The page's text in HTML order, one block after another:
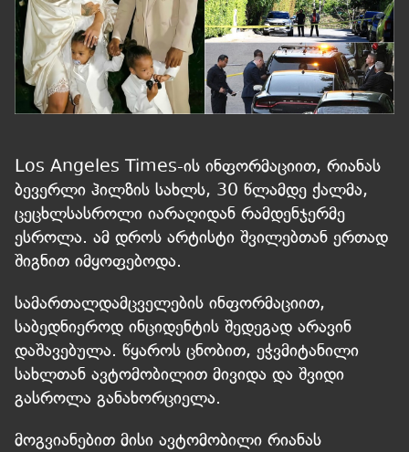
Los Angeles Times-ის ინფორმაციით, რიანას
ბევერლი ჰილზის სახლს, 30 წლამდე ქალმა,
ცეცხლსასროლი იარაღიდან რამდენჯერმე
ესროლა. ამ დროს არტისტი შვილებთან ერთად
შიგნით იმყოფებოდა.
სამართალდამცველების ინფორმაციით,
საბედნიეროდ ინციდენტის შედეგად არავინ
დაშავებულა. წყაროს ცნობით, ეჭვმიტანილი
სახლთან ავტომობილით მივიდა და შვიდი
გასროლა განახორციელა.
მოგვიანებით მისი ავტომობილი რიანას